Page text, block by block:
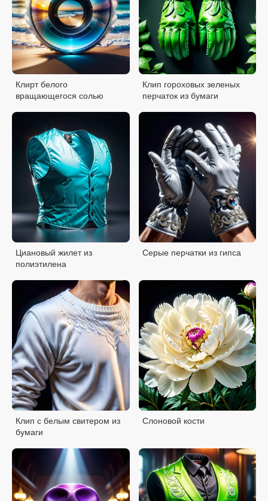
Клирт белого
вращающегося солью
Клип гороховых зеленых
перчаток из бумаги
Циановый жилет из
полиэтилена
Серые перчатки из гипса
Клип с белым свитером из
бумаги
Слоновой кости